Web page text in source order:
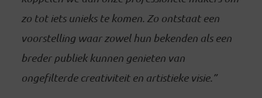
zo tot iets unieks te komen. Zo ontstaat een
voorstelling waar zowel hun bekenden als een
breder publiek kunnen genieten van
ongefilterde creativiteit en artistieke visie.”